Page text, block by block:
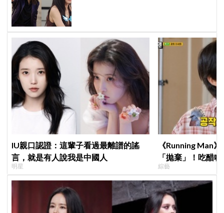
IU親口認證：這輩子看過最離譜的謠
言，就是有人說我是中國人
明星
《Running Man
「拋棄」！吃醋
跑
綜藝